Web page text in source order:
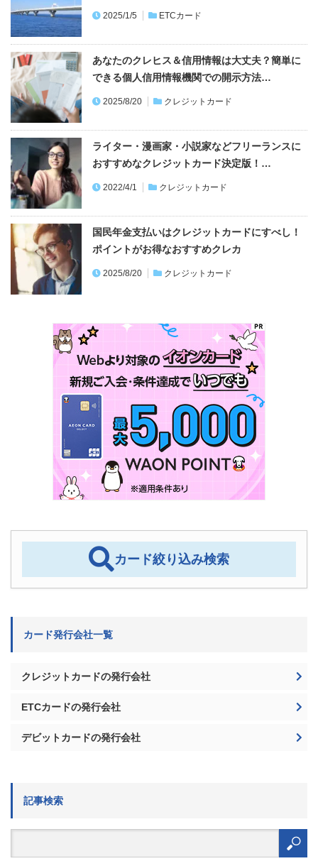
2025/1/5 ETCカード
あなたのクレヒス＆信用情報は大丈夫？簡単に
できる個人信用情報機関での開示方法…
2025/8/20 クレジットカード
ライター・漫画家・小説家などフリーランスに
おすすめなクレジットカード決定版！…
2022/4/1 クレジットカード
国民年金支払いはクレジットカードにすべし！
ポイントがお得なおすすめクレカ
2025/8/20 クレジットカード
カード絞り込み検索
カード発行会社一覧
クレジットカードの発行会社
ETCカードの発行会社
デビットカードの発行会社
記事検索
検